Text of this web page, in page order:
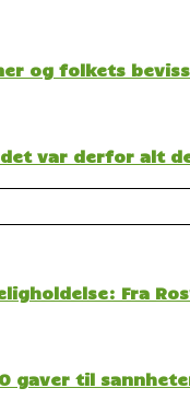
og folkets
det var derfor alt
Fra
gaver til